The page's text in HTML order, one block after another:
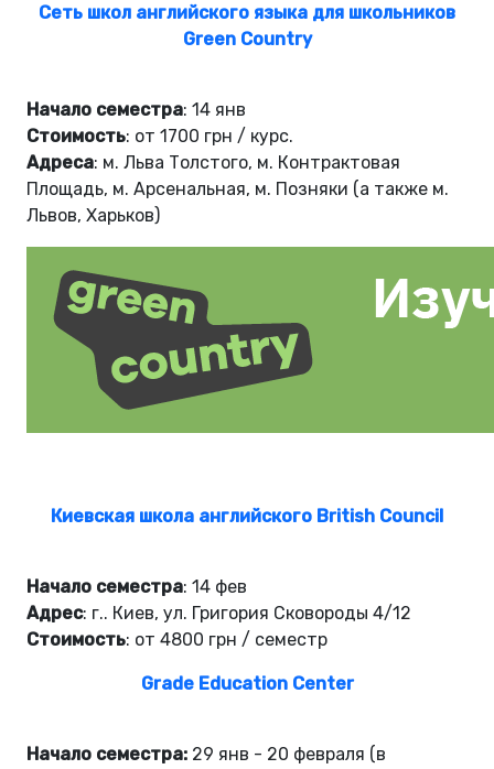
Сеть школ английского языка для школьников
Green Country
Начало семестра: 14 янв
Стоимость: от 1700 грн / курс.
Адреса: м. Льва Толстого, м. Контрактовая
Площадь, м. Арсенальная, м. Позняки (а также м.
Львов, Харьков)
Киевская школа английского British Council
Начало семестра: 14 фев
Адрес: г.. Киев, ул. Григория Сковороды 4/12
Стоимость: от 4800 грн / семестр
Grade Education Center
Начало семестра: 29 янв - 20 февраля (в